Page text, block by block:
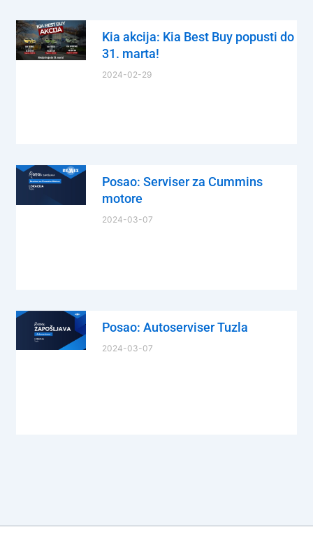
Kia akcija: Kia Best Buy popusti do
31. marta!
2024-02-29
Posao: Serviser za Cummins
motore
2024-03-07
Posao: Autoserviser Tuzla
2024-03-07